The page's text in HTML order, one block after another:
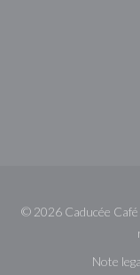
© 2026 Caducée
Note